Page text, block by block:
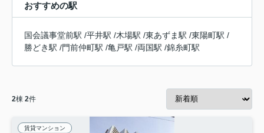
おすすめの駅
国会議事堂前駅 /平井駅 /木場駅 /東あずま駅 /東陽町駅 /
勝どき駅 /門前仲町駅 /亀戸駅 /両国駅 /錦糸町駅
2棟 2件
賃貸マンション